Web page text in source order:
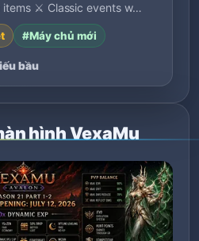
⚔️ Classic events w…
#Máy chủ mới
bầu
hình VexaMu